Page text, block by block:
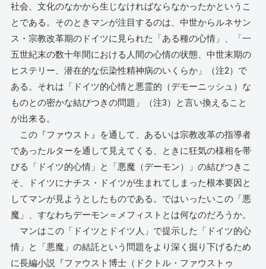
社会、文化のなかから生じなければならなかったかというこ
とである。そのときマンが注目するのは、中世からルネサン
ス・宗教改革期のドイツに見られた「ある種の心情」、「一
五世紀末の数十年間における人間の心情の状態、中世末期の
ヒステリー、潜在的な伝染性精神病のいくらか」（注2）で
ある。それは「ドイツ的心情と悪霊的（デモーニッシュ）な
ものとの密かな結びつきの問題」（注3）と言い換えること
が出来る。
この『ファウスト』を通して、あるいは宗教改革の指導者
であったルターを通して見えてくる、ときに狂気の様相を帯
びる「ドイツ的心情」と「悪魔（デーモン）」の結びつきこ
そ、ドイツにナチス・ドイツが生まれてしまった根本要因と
してマンが見ようとしたものである。ではいったいこの「悪
魔」、すなわちデーモン＝メフィストとは何なのだろうか。
マンはこの「ドイツとドイツ人」で提示した「ドイツ的心
情」と「悪魔」の結託という問題をより深く掘り下げるため
に長編小説『ファウスト博士（ドクトル・ファウストゥ